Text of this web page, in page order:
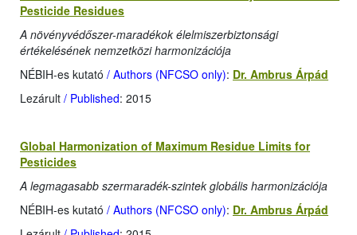
Pesticide Residues
A növényvédőszer-maradékok élelmiszerbiztonsági
értékelésének nemzetközi harmonizációja
NÉBIH-es kutató / Authors (NFCSO only): Dr. Ambrus Árpád
Lezárult / Published: 2015
Global Harmonization of Maximum Residue Limits for
Pesticides
A legmagasabb szermaradék-szintek globális harmonizációja
NÉBIH-es kutató / Authors (NFCSO only): Dr. Ambrus Árpád